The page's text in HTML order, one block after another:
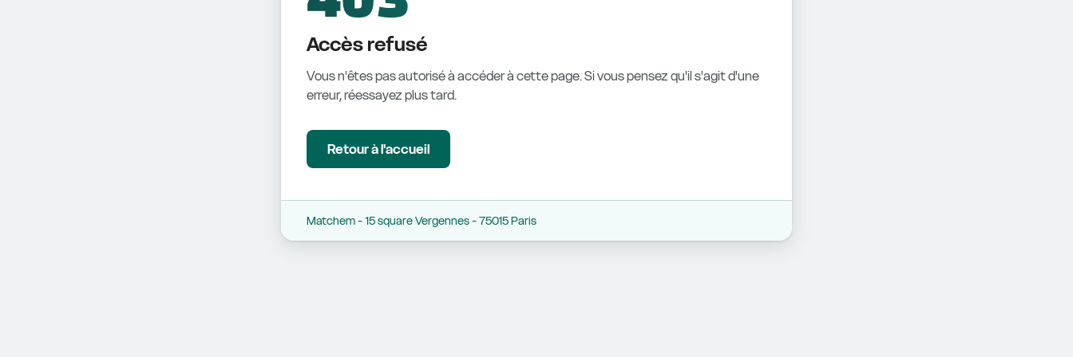
Accès refusé
Vous n'êtes pas autorisé à accéder à cette page. Si vous pensez qu'il s'agit d'une
erreur, réessayez plus tard.
Retour à l'accueil
Matchem - 15 square Vergennes - 75015 Paris